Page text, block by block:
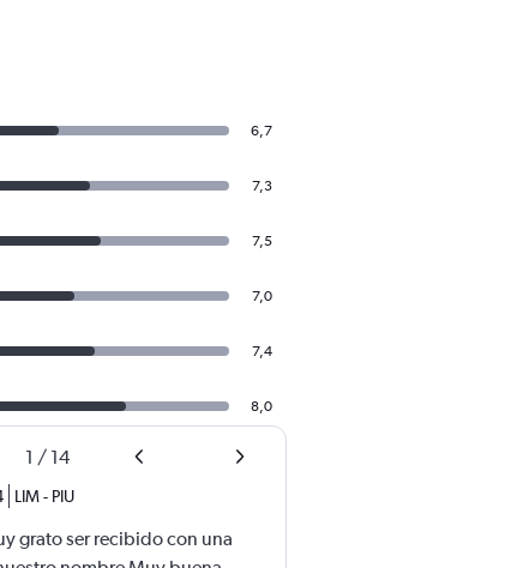
6,7
7,3
7,5
7,0
7,4
8,0
1 / 14
LIM- PIU
grato ser recibido con una